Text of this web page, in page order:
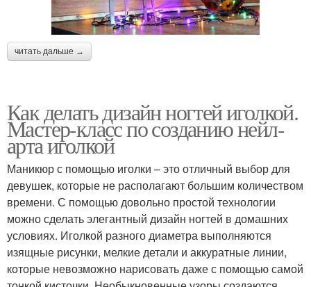
читать дальше →
Как делать дизайн ногтей иголкой.
Мастер-класс по созданию нейл-
арта иголкой
Маникюр с помощью иголки – это отличный выбор для
девушек, которые не располагают большим количеством
времени. С помощью довольно простой технологии
можно сделать элегантный дизайн ногтей в домашних
условиях. Иголкой разного диаметра выполняются
изящные рисунки, мелкие детали и аккуратные линии,
которые невозможно нарисовать даже с помощью самой